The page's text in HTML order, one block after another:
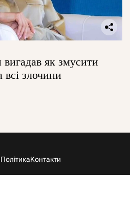
вигадав як змусити
всі злочини
ПолітикаКонтакти